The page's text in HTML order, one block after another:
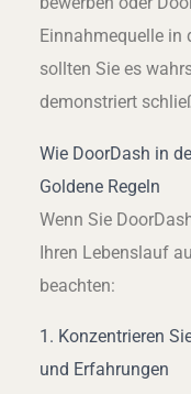
Einnahmequelle in
sollten Sie es
demonstriert
Wie DoorDash in
Goldene Regeln
Wenn Sie
Ihren Lebenslauf
beachten:
1. Konzentrieren
und Erfahrungen